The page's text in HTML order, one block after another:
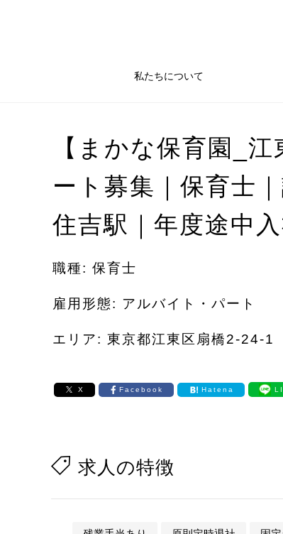
私たちについて
【まかな保育園_
ート募集｜保育士
住吉駅｜年度途中
職種: 保育士
雇用形態: アルバイト・パート
エリア: 東京都江東区扇橋2-24-1
X Facebook Hatena
求人の特徴